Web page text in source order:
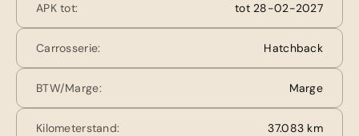
APK tot: tot 28-02-2027
Carrosserie: Hatchback
BTW/Marge: Marge
Kilometerstand: 37.083 km